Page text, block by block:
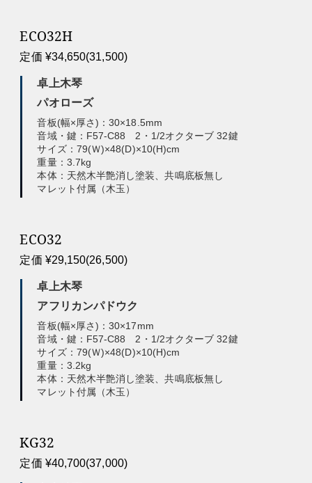
ECO32H
定価 ¥34,650(31,500)
卓上木琴
パオローズ
音板(幅×厚さ)：30×18.5mm
音域・鍵：F57-C88 2・1/2オクターブ 32鍵
サイズ：79(Ｗ)×48(D)×10(H)cm
重量：3.7kg
本体：天然木半艶消し塗装、共鳴底板無し
マレット付属（木玉）
ECO32
定価 ¥29,150(26,500)
卓上木琴
アフリカンパドウク
音板(幅×厚さ)：30×17mm
音域・鍵：F57-C88 2・1/2オクターブ 32鍵
サイズ：79(Ｗ)×48(D)×10(H)cm
重量：3.2kg
本体：天然木半艶消し塗装、共鳴底板無し
マレット付属（木玉）
KG32
定価 ¥40,700(37,000)